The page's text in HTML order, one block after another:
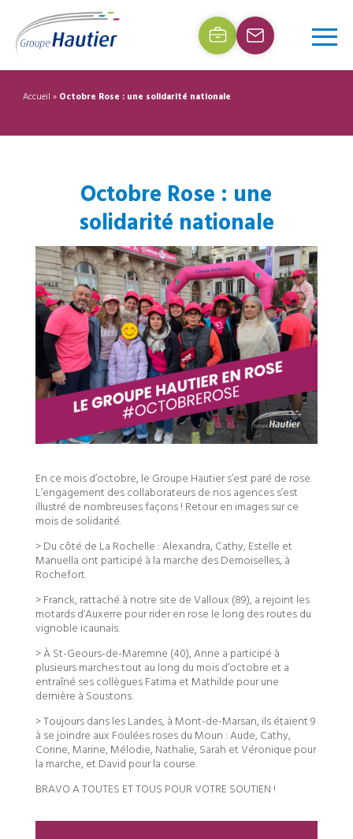
Accueil » Octobre Rose : une solidarité nationale
Octobre Rose : une
solidarité nationale
En ce mois d’octobre, le Groupe Hautier s’est paré de rose.
L’engagement des collaborateurs de nos agences s’est
illustré de nombreuses façons ! Retour en images sur ce
mois de solidarité.
> Du côté de La Rochelle : Alexandra, Cathy, Estelle et
Manuella ont participé à la marche des Demoiselles, à
Rochefort.
> Franck, rattaché à notre site de Valloux (89), a rejoint les
motards d’Auxerre pour rider en rose le long des routes du
vignoble icaunais.
> À St-Geours-de-Maremne (40), Anne a participé à
plusieurs marches tout au long du mois d’octobre et a
entraîné ses collègues Fatima et Mathilde pour une
dernière à Soustons.
> Toujours dans les Landes, à Mont-de-Marsan, ils étaient 9
à se joindre aux Foulées roses du Moun : Aude, Cathy,
Corine, Marine, Mélodie, Nathalie, Sarah et Véronique pour
la marche, et David pour la course.
BRAVO A TOUTES ET TOUS POUR VOTRE SOUTIEN !